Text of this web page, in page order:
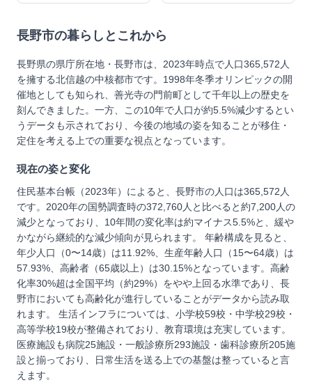
長野市の暮らしとこれから
長野県の県庁所在地・長野市は、2023年時点で人口365,572人
を擁する北信越の中核都市です。1998年冬季オリンピックの開
催地としても知られ、善光寺の門前町として千年以上の歴史を
刻んできました。一方、この10年で人口が約5.5%減少するとい
うデータも示されており、今後の地域の姿を知ることが移住・
定住を考える上での重要な視点となっています。
現在の姿と変化
住民基本台帳（2023年）によると、長野市の人口は365,572人
です。2020年の国勢調査時の372,760人と比べると約7,200人の
減少となっており、10年間の変化率は約マイナス5.5%と、緩や
かながら継続的な減少傾向が見られます。 年齢構成を見ると、
年少人口（0〜14歳）は11.92%、生産年齢人口（15〜64歳）は
57.93%、高齢者（65歳以上）は30.15%となっています。高齢
化率30%超は全国平均（約29%）をやや上回る水準であり、長
野市においても高齢化が進行していることがデータから読み取
れます。 生活インフラについては、小学校59校・中学校29校・
高等学校19校が整備されており、教育環境は充実しています。
医療施設も病院25施設・一般診療所293施設・歯科診療所205施
設と揃っており、日常生活を送る上での基盤は整っていると言
えます。